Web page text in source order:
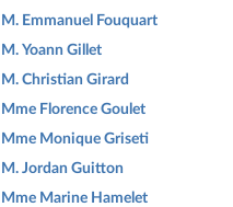
M. Emmanuel Fouquart
M. Yoann Gillet
M. Christian Girard
Mme Florence Goulet
Mme Monique Griseti
M. Jordan Guitton
Mme Marine Hamelet